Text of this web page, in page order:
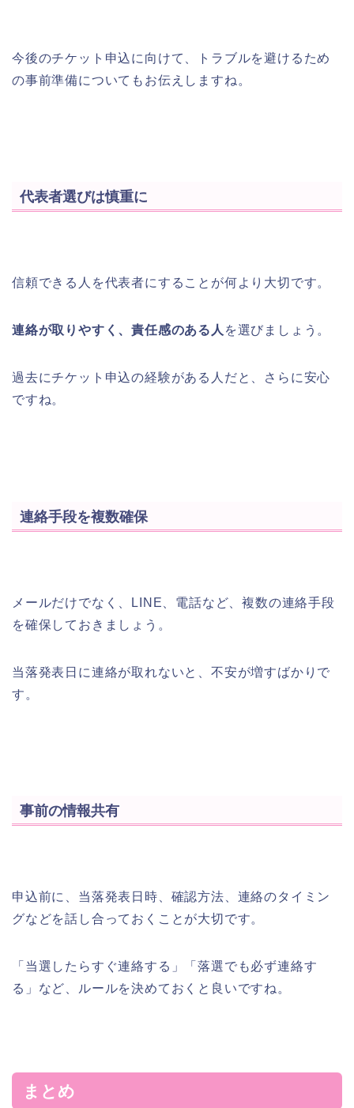
今後のチケット申込に向けて、トラブルを避けるため
の事前準備についてもお伝えしますね。
代表者選びは慎重に
信頼できる人を代表者にすることが何より大切です。
連絡が取りやすく、責任感のある人 を選びましょう。
過去にチケット申込の経験がある人だと、さらに安心
ですね。
連絡手段を複数確保
メールだけでなく、LINE、電話など、複数の連絡手段
を確保しておきましょう。
当落発表日に連絡が取れないと、不安が増すばかりで
す。
事前の情報共有
申込前に、当落発表日時、確認方法、連絡のタイミン
グなどを話し合っておくことが大切です。
「当選したらすぐ連絡する」「落選でも必ず連絡す
る」など、ルールを決めておくと良いですね。
まとめ